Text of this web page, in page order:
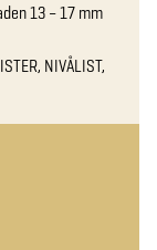
13 – 17 mm
NIVÅLIST,